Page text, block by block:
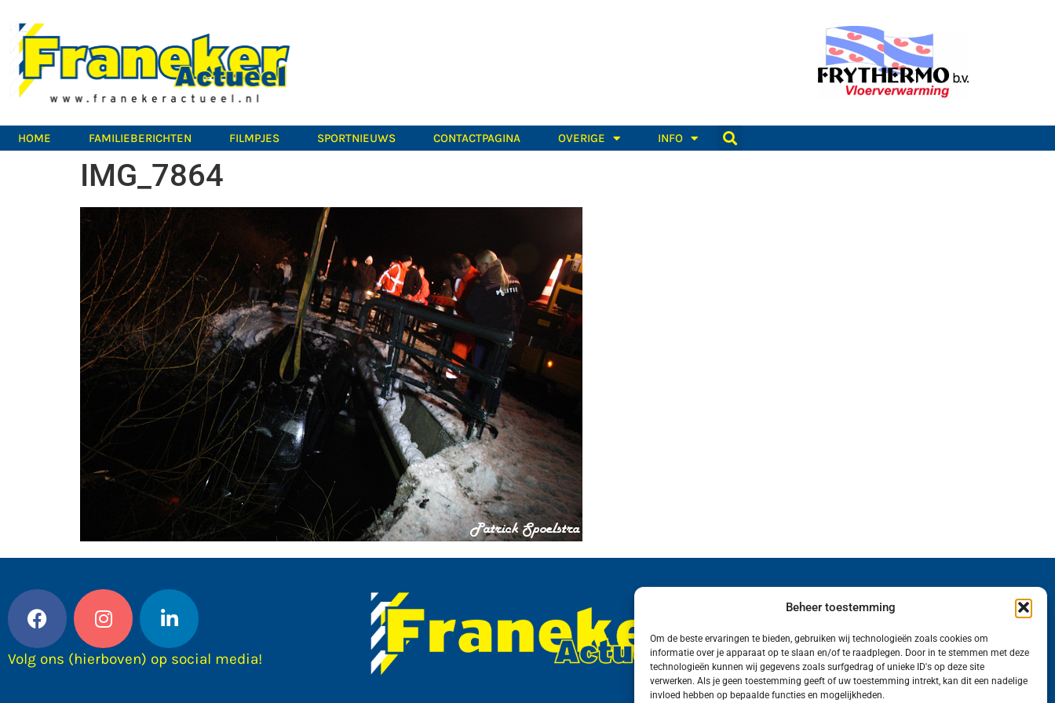
Beheer toestemming
Om de beste ervaringen te bieden, gebruiken wij technologieën zoals cookies om
informatie over je apparaat op te slaan en/of te raadplegen. Door in te stemmen met deze
technologieën kunnen wij gegevens zoals surfgedrag of unieke ID's op deze site
verwerken. Als je geen toestemming geeft of uw toestemming intrekt, kan dit een nadelige
invloed hebben op bepaalde functies en mogelijkheden.
HOME FAMILIEBERICHTEN FILMPJES SPORTNIEUWS CONTACTPAGINA OVERIGE INFO
IMG_7864
Volg ons (hierboven) op social media!
Wij van FranekerActueel.nl verzorgen het nieuws
in de Gemeente Waadhoeke. Met als hoofdplaats
Franeker.